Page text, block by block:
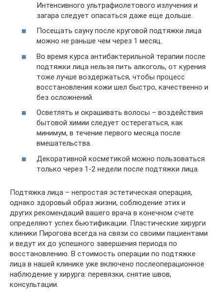
Интенсивного ультрафиолетового излучения и
загара следует опасаться даже еще дольше.
Посещать сауну после круговой подтяжки лица
можно не раньше чем через 1 месяц.
Во время курса антибактерильной терапии после
подтяжки лица нельзя пить алкоголь, от курения
тоже лучше воздержаться, чтобы процесс
восстановления кожи шел быстро, качественно и
без осложнений.
Осветлять и окрашивать волосы – воздействия
бытовой химии следует остерегаться, как
минимум, в течение первого месяца после
вмешательства.
Декоративной косметикой можно пользоваться
только через 1-2 недели после подтяжки лица.
Подтяжка лица – непростая эстетическая операция,
однако здоровый образ жизни, соблюдение этих и
других рекомендаций вашего врача в конечном счете
определяют успех бьютификации. Пластические хирурги
клиники Пирогова всегда на связи со своими пациентами
и ведут их до успешного завершения периода по
восстановлению. В стоимость операции по подтяжке
лица в нашей клинике уже включено послеоперационное
наблюдение у хирурга: перевязки, снятие швов,
консультации.